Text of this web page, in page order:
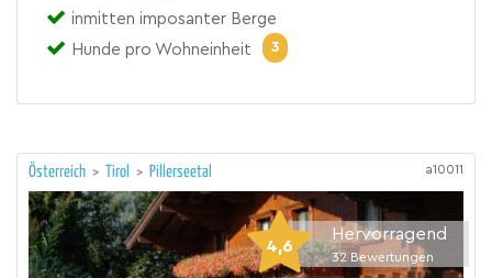
inmitten imposanter Berge
Hunde pro Wohneinheit
3
Österreich > Tirol > Pillerseetal a10011
4,6
Hervorragend
32 Bewertungen